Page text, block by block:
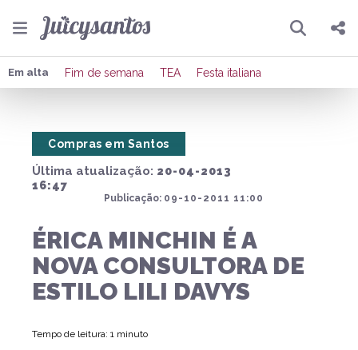
Pesquisar
Compartilhar
Em alta Fim de semana TEA Festa italiana
Última atualização: 20-04-2013
16:47
Publicação: 09-10-2011 11:00
Compras em Santos
ÉRICA MINCHIN É A
NOVA CONSULTORA DE
ESTILO LILI DAVYS
Tempo de leitura: 1 minuto